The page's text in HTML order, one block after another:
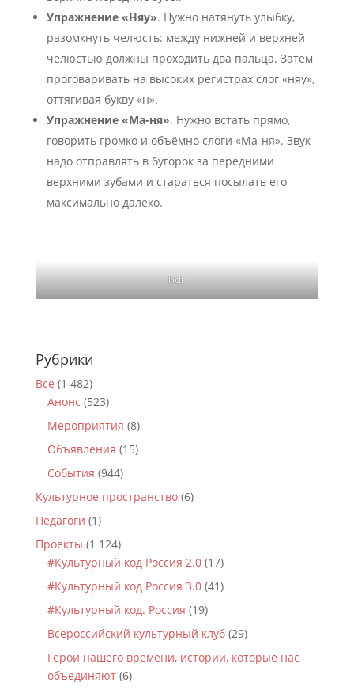
Упражнение «Няу». Нужно натянуть улыбку,
разомкнуть челюсть: между нижней и верхней
челюстью должны проходить два пальца. Затем
проговаривать на высоких регистрах слог «няу»,
оттягивая букву «н».
Упражнение «Ма-ня». Нужно встать прямо,
говорить громко и объёмно слоги «Ма-ня». Звук
надо отправлять в бугорок за передними
верхними зубами и стараться посылать его
максимально далеко.
hdr
Рубрики
Все (1 482)
Анонс (523)
Мероприятия (8)
Объявления (15)
События (944)
Культурное пространство(6)
Педагоги (1)
Проекты (1 124)
#Культурный код Россия 2.0(17)
#Культурный код Россия 3.0(41)
#Культурный код. Россия (19)
Всероссийский культурный клуб(29)
Герои нашего времени, истории, которые нас
объединяют(6)